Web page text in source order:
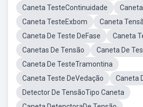
Caneta TesteContinuidade
Caneta TesteExbom
Caneta
Caneta De Teste DeFase
Caneta
Canetas De Tensão
Caneta De
Caneta De TesteTramontina
Caneta Teste DeVedação
Caneta
Detector De TensãoTipo Caneta